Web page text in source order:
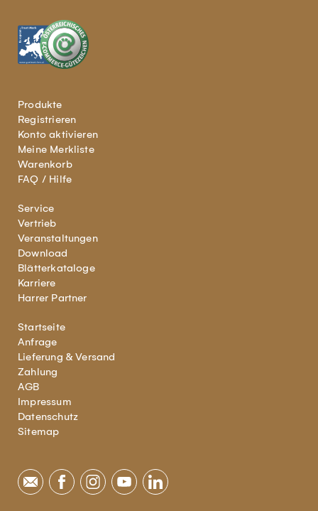
Produkte
Registrieren
Konto aktivieren
Meine Merkliste
Warenkorb
FAQ / Hilfe
Service
Vertrieb
Veranstaltungen
Download
Blätterkataloge
Karriere
Harrer Partner
Startseite
Anfrage
Lieferung & Versand
Zahlung
AGB
Impressum
Datenschutz
Sitemap